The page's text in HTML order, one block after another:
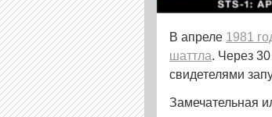
В апреле 1981
шаттла. Через
свидетелями
Замечательная